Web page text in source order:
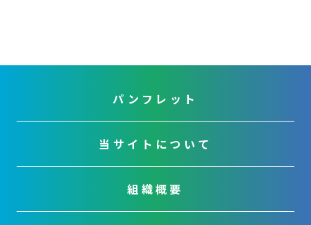
パンフレット
当サイトについて
組織概要